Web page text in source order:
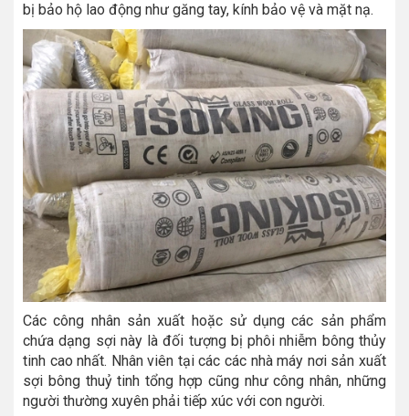
bị bảo hộ lao động như găng tay, kính bảo vệ và mặt nạ.
Các công nhân sản xuất hoặc sử dụng các sản phẩm
chứa dạng sợi này là đối tượng bị phôi nhiễm bông thủy
tinh cao nhất. Nhân viên tại các các nhà máy nơi sản xuất
sợi bông thuỷ tinh tổng hợp cũng như công nhân, những
người thường xuyên phải tiếp xúc với con người.